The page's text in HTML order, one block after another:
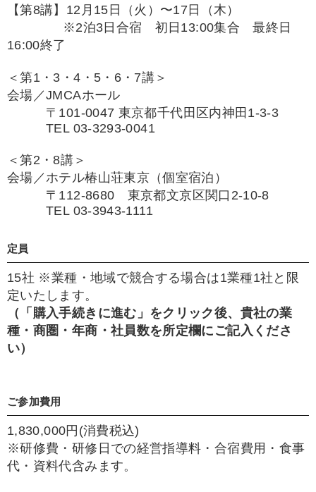
【第8講】12月15日（火）〜17日（木）
※2泊3日合宿 初日13:00集合 最終日
16:00終了
＜第1・3・4・5・6・7講＞
会場／JMCAホール
〒101-0047 東京都千代田区内神田1-3-3
TEL 03-3293-0041
＜第2・8講＞
会場／ホテル椿山荘東京（個室宿泊）
〒112-8680 東京都文京区関口2-10-8
TEL 03-3943-1111
定員
15社 ※業種・地域で競合する場合は1業種1社と限
定いたします。
（「購入手続きに進む」をクリック後、貴社の業
種・商圏・年商・社員数を所定欄にご記入くださ
い）
ご参加費用
1,830,000円(消費税込)
※研修費・研修日での経営指導料・合宿費用・食事
代・資料代含みます。